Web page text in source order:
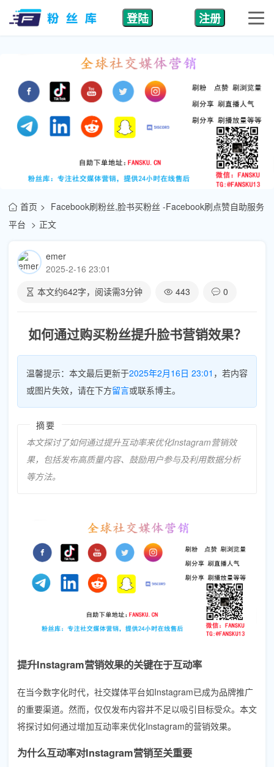
登陆 注册
首页
Facebook刷粉丝,脸书买粉丝 -Facebook刷点赞自助服务
平台
正文
emer
2025-2-16 23:01
本文约642字，阅读需3分钟 443 0
如何通过购买粉丝提升脸书营销效果？
温馨提示：本文最后更新于2025年2月16日 23:01 ，若内容
或图片失效，请在下方留言或联系博主。
摘要
本文探讨了如何通过提升互动率来优化Instagram营销效
果，包括发布高质量内容、鼓励用户参与及利用数据分析
等方法。
提升Instagram营销效果的关键在于互动率
在当今数字化时代，社交媒体平台如Instagram已成为品牌推广
的重要渠道。然而，仅仅发布内容并不足以吸引目标受众。本文
将探讨如何通过增加互动率来优化Instagram的营销效果。
为什么互动率对Instagram营销至关重要